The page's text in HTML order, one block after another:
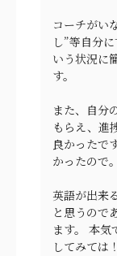
コーチがい
し”等自分
いう状況に
す。
また、自分
もらえ、進
良かったで
かったので。
英語が出来
と思うので
ます。 本気
してみては！